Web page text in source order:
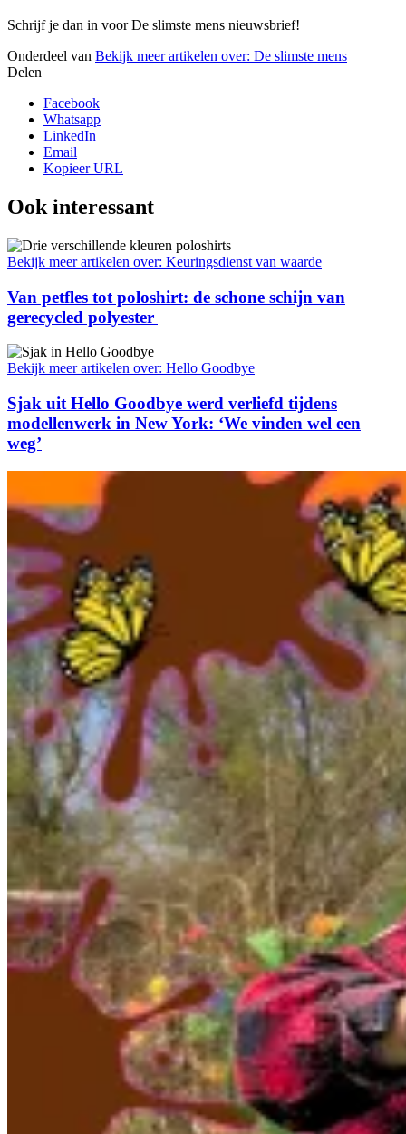
Schrijf je dan in voor De slimste mens nieuwsbrief!
Onderdeel van Bekijk meer artikelen over: De slimste mens
Delen
Facebook
Whatsapp
LinkedIn
Email
Kopieer URL
Ook interessant
Bekijk meer artikelen over: Keuringsdienst van waarde
Van petfles tot poloshirt: de schone schijn van
gerecycled polyester
Bekijk meer artikelen over: Hello Goodbye
Sjak uit Hello Goodbye werd verliefd tijdens
modellenwerk in New York: ‘We vinden wel een
weg’